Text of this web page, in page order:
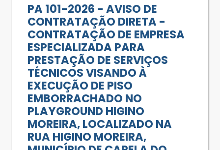
PA 101-2026 - AVISO DE
CONTRATAÇÃO DIRETA -
CONTRATAÇÃO DE EMPRESA
ESPECIALIZADA PARA
PRESTAÇÃO DE SERVIÇOS
TÉCNICOS VISANDO À
EXECUÇÃO DE PISO
EMBORRACHADO NO
PLAYGROUND HIGINO
MOREIRA, LOCALIZADO NA
RUA HIGINO MOREIRA,